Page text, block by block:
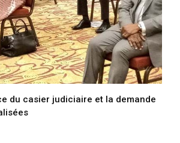
du casier judiciaire et la demande